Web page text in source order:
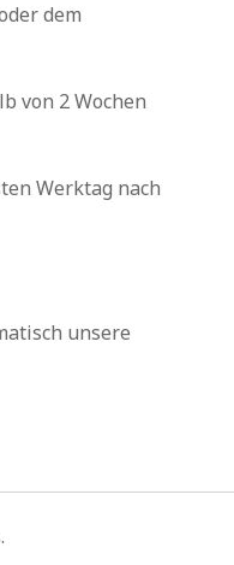
dem
von 2 Wochen
Werktag nach
unsere